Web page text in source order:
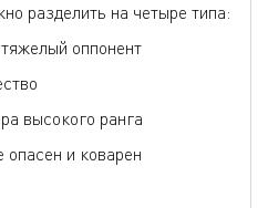
разделить на четыре типа:
оппонент
высокого ранга
опасен и коварен